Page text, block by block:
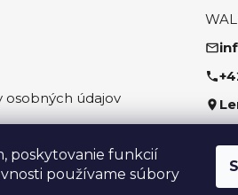
poskytovanie funkcií
používame súbory
osobných údajov